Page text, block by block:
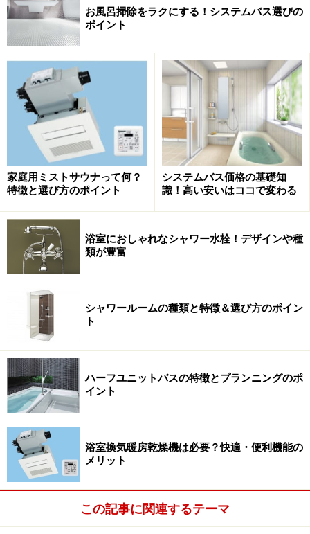
効果も高く、ゆったりとリラックスすることができるた
め、女性を中心に人気の高いアイテムのひとつになって
きています。シャワーと同時に使用したり、バスタブに
つかりながらくつろぎの時間を過ごしてもいいでしょ
う。
浴室換気暖房乾燥機の機能のひとつに
温水ミストは、からだをやさしく包み込
むような快適さ。冷水ミストは、ほてりを抑えて、
湯上りもさわやかに。 [ミスト機能付温水
式浴室暖房乾燥機 スプラッシュミスト／
（下左）洗面所リモコン（下右）浴室リモコ
ン]TOTO
新築やリフォームでミストサウナを取り入れる場合は、
バスルームに、ミストサウナ機能を搭載した浴室換気暖
房乾燥機を設置するケースが多いでしょう。
浴室換気暖房乾燥機は、換気・乾燥機能、暖房機能、衣
類乾燥機能、涼風機能など多機能化が進んでおり、その
プラスアルファとして、ミストサウナ機能を組み込んだ
お風呂掃除をラクにする！システムバス選びの
ポイント
家庭用ミストサウナって何？
特徴と選び方のポイント
システムバス価格の基礎知
識！高い安いはココで変わる
浴室におしゃれなシャワー水栓！デザインや種
類が豊富
シャワールームの種類と特徴＆選び方のポイン
ト
ハーフユニットバスの特徴とプランニングのポ
イント
浴室換気暖房乾燥機は必要？快適・便利機能の
メリット
この記事に関連するテーマ